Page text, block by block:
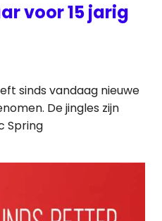
voor 15 jarig
sinds vandaag nieuwe
De jingles zijn
Spring